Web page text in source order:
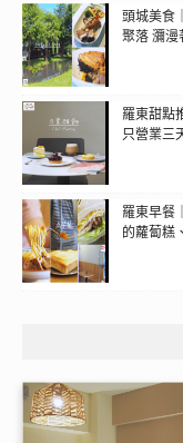
頭城美食
聚落 瀰漫
羅東甜點
只營業三
羅東早餐
的蘿蔔糕